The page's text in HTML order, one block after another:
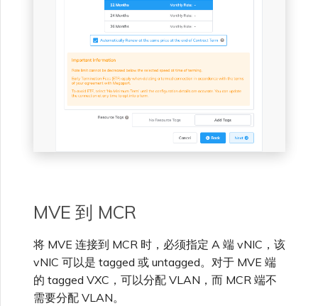
MVE 到 MCR
将 MVE 连接到 MCR 时，必须指定 A 端 vNIC，该
vNIC 可以是 tagged 或 untagged。对于 MVE 端
的 tagged VXC，可以分配 VLAN，而 MCR 端不
需要分配 VLAN。